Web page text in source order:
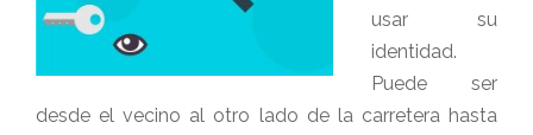
usar su
identidad.
Puede ser
desde el vecino al otro lado de la carretera hasta